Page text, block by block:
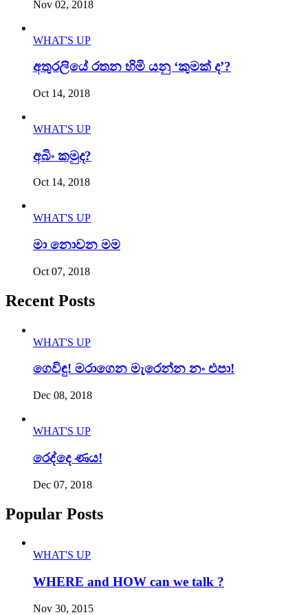
Nov 02, 2018
WHAT'S UP
අතුරලියේ රතන හිමි යනු ‘කුමක් ද’?
Oct 14, 2018
WHAT'S UP
අබිං කමුද?
Oct 14, 2018
WHAT'S UP
මා නොවන මම
Oct 07, 2018
Recent Posts
WHAT'S UP
ගෙවිඳු! මරාගෙන මැරෙන්න නං එපා!
Dec 08, 2018
WHAT'S UP
රෙද්දෙ ණය!
Dec 07, 2018
Popular Posts
WHAT'S UP
WHERE and HOW can we talk ?
Nov 30, 2015